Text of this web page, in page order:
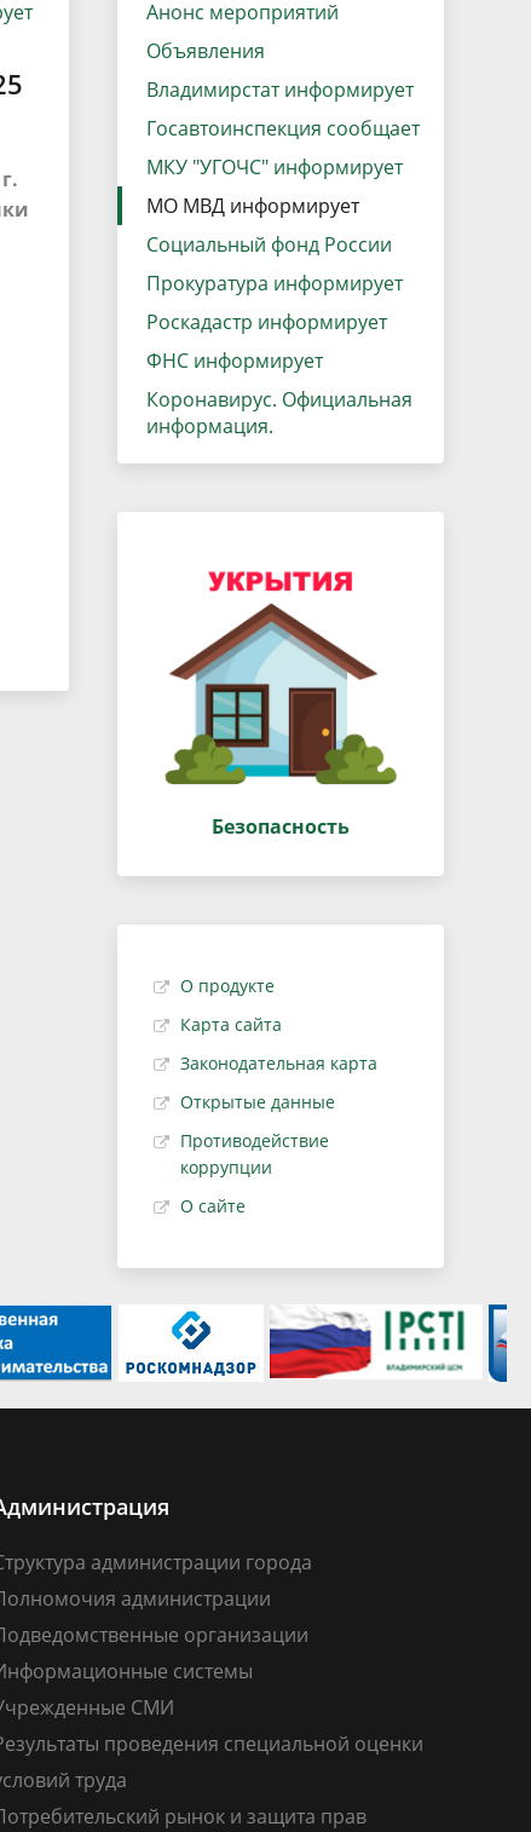
Городская среда
Региональный контроль
Поддержка малого и среднего
Анонс мероприятий
Объявления
Владимирстат информирует
Госавтоинспекция сообщает
МКУ "УГОЧС" информирует
МО МВД информирует
Социальный фонд России
Прокуратура информирует
Роскадастр информирует
ФНС информирует
Коронавирус. Официальная
информация.
Безопасность
О продукте
Карта сайта
Законодательная карта
Открытые данные
Противодействие
коррупции
О сайте
администрации города
администрации
организации
системы
СМИ
проведения специальной оценки
труда
рынок и защита прав